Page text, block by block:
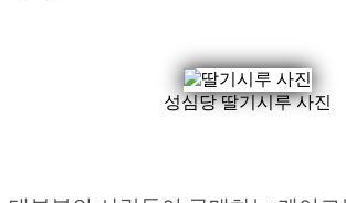
성심당 딸기시루 사진